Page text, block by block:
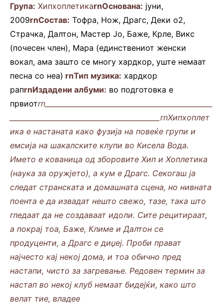
Група: ХипхоплетикаrnОснована: јуни,
2009rnСостав: Тофра, Нож, Драгс, Деки о2,
Страчка, Далтон, Мастер Јо, Баже, Крле, Викс
(почесен член), Мара (единствениот женски
вокал, ама зашто се многу хардкор, уште немаат
песна со неа) rnТип музика: хардкор
рапrnИздадени албуми: во подготовка е
првиотrn________________________________________________
___________________________________________rnХипхоплет
ика е настаната како фузија на повеќе групи и
емсија на шакалските клупи во Кисела Вода.
Името е кованица од зборовите Хип и Хоплетика
(наука за оружјето), а кум е Драгс. Секогаш ја
следат странската и домашната сцена, но нивната
поента е да извадат нешто свежо, тазе, така што
гледаат да не создаваат идоли. Сите рецитираат,
а покрај тоа, Баже, Климе и Далтон се
продуценти, а Драгс е диџеј. Проби прават
најчесто кај некој дома, и тоа обично пред
настапи, чисто за загревање. Редовен термин за
настап во некој клуб немаат бидејќи, како што
велат тие, владее